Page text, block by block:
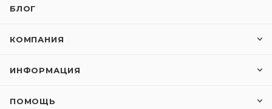
БЛОГ
КОМПАНИЯ
ИНФОРМАЦИЯ
ПОМОЩЬ